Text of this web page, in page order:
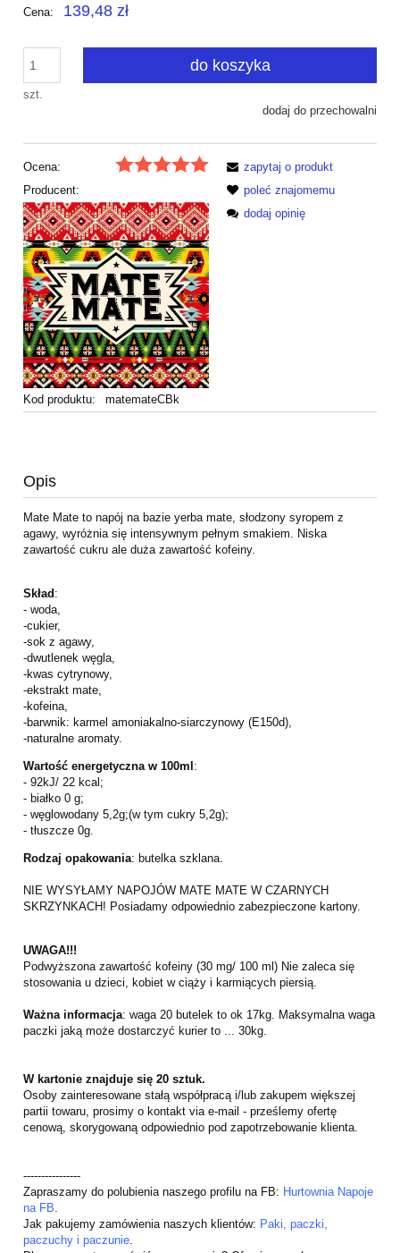
Cena: 139,48 zł
szt.
do koszyka
dodaj do przechowalni
Ocena:
Producent:
Kod produktu: matemateCBk
zapytaj o produkt
poleć znajomemu
dodaj opinię
Opis
Mate Mate to napój na bazie yerba mate, słodzony syropem z
agawy, wyróżnia się intensywnym pełnym smakiem. Niska
zawartość cukru ale duża zawartość kofeiny.
Skład:
- woda,
-cukier,
-sok z agawy,
-dwutlenek węgla,
-kwas cytrynowy,
-ekstrakt mate,
-kofeina,
-barwnik: karmel amoniakalno-siarczynowy (E150d),
-naturalne aromaty.
Wartość energetyczna w 100ml:
- 92kJ/ 22 kcal;
- białko 0 g;
- węglowodany 5,2g;(w tym cukry 5,2g);
- tłuszcze 0g.
Rodzaj opakowania: butelka szklana.
NIE WYSYŁAMY NAPOJÓW MATE MATE W CZARNYCH
SKRZYNKACH! Posiadamy odpowiednio zabezpieczone kartony.
UWAGA!!!
Podwyższona zawartość kofeiny (30 mg/ 100 ml) Nie zaleca się
stosowania u dzieci, kobiet w ciąży i karmiących piersią.
Ważna informacja: waga 20 butelek to ok 17kg. Maksymalna waga
paczki jaką może dostarczyć kurier to ... 30kg.
W kartonie znajduje się 20 sztuk.
Osoby zainteresowane stałą współpracą i/lub zakupem większej
partii towaru, prosimy o kontakt via e-mail - prześlemy ofertę
cenową, skorygowaną odpowiednio pod zapotrzebowanie klienta.
----------------
Zapraszamy do polubienia naszego profilu na FB: Hurtownia Napoje
na FB
Jak pakujemy zamówienia naszych klientów: Paki, paczki,
paczuchy i paczunie